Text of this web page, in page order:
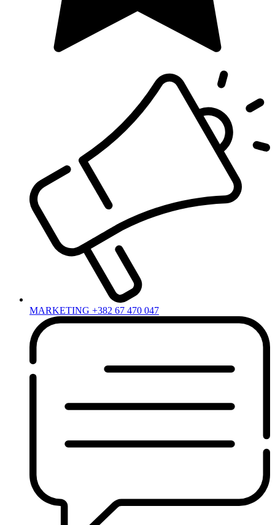
MARKETING +382 67 470 047